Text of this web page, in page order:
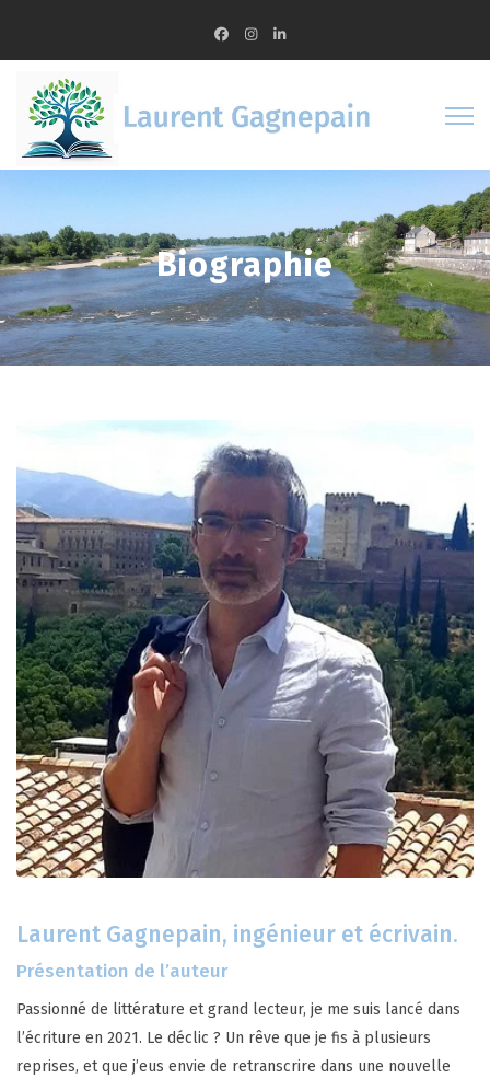
Biographie
Laurent Gagnepain, ingénieur et écrivain.
Présentation de l’auteur
Passionné de littérature et grand lecteur, je me suis lancé dans
l’écriture en 2021. Le déclic ? Un rêve que je fis à plusieurs
reprises, et que j’eus envie de retranscrire dans une nouvelle